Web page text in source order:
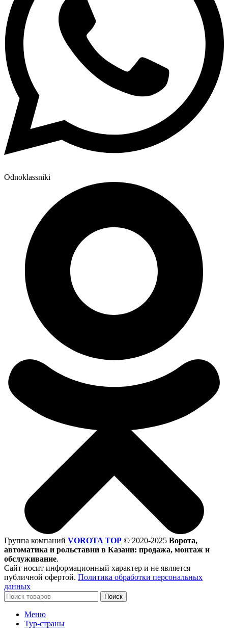
Odnoklassniki
Группа компаний VOROTA TOP © 2020-2025 Ворота,
автоматика и рольставни в Казани: продажа, монтаж и
обслуживание.
Сайт носит информационный характер и не является
публичной офертой. Политика обработки персональных
данных
Поиск
Меню
Тур-страны